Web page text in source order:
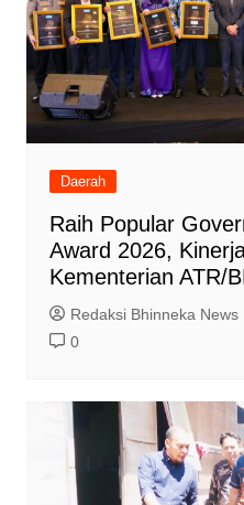
Daerah
Raih Popular
Award 2026,
Kementerian ATR/
Redaksi Bhinneka News
0